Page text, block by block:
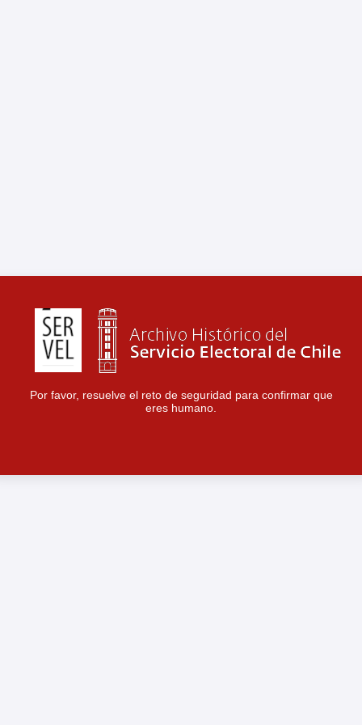
Por favor, resuelve el reto de seguridad para confirmar que
eres humano.